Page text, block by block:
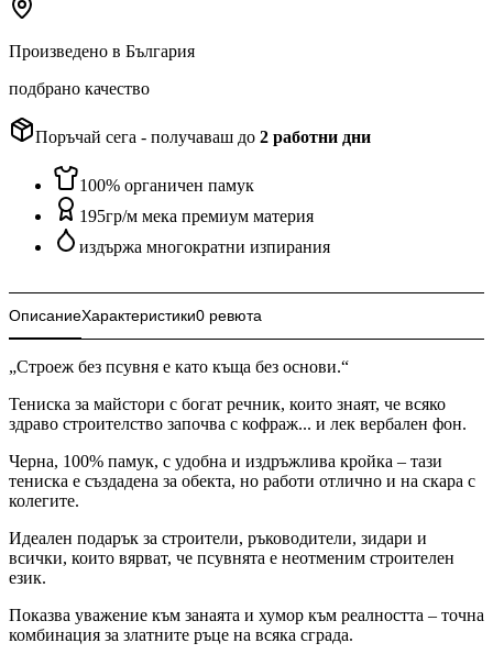
Произведено в България
подбрано качество
Поръчай сега - получаваш до 2 работни дни
100% органичен памук
195гр/м мека премиум материя
издържа многократни изпирания
ОписаниеХарактеристики0 ревюта
„Строеж без псувня е като къща без основи.“
Тениска за майстори с богат речник, които знаят, че всяко
здраво строителство започва с кофраж... и лек вербален фон.
Черна, 100% памук, с удобна и издръжлива кройка – тази
тениска е създадена за обекта, но работи отлично и на скара с
колегите.
Идеален подарък за строители, ръководители, зидари и
всички, които вярват, че псувнята е неотменим строителен
език.
Показва уважение към занаята и хумор към реалността – точна
комбинация за златните ръце на всяка сграда.